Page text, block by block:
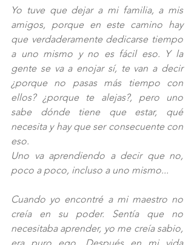
Yo tuve que dejar a mi familia, a mis
amigos, porque en este camino hay
que verdaderamente dedicarse tiempo
a uno mismo y no es fácil eso. Y la
gente se va a enojar sí, te van a decir
¿porque no pasas más tiempo con
ellos? ¿porque te alejas?, pero uno
sabe dónde tiene que estar, qué
necesita y hay que ser consecuente con
eso.
Uno va aprendiendo a decir que no,
poco a poco, incluso a uno mismo...
Cuando yo encontré a mi maestro no
creía en su poder. Sentía que no
necesitaba aprender, yo me creía sabio,
era puro ego. Después en mi vida